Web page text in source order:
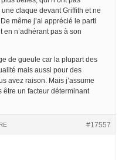
claque devant Griffith et ne
même j’ai apprécié le parti
n’adhérant pas à son
de gueule car la plupart des
mais aussi pour des
avez raison. Mais j’assume
un facteur déterminant
#17557